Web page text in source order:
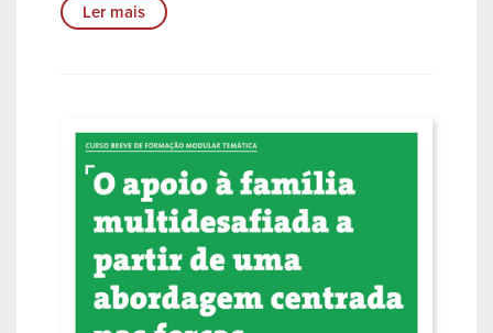
Ler mais